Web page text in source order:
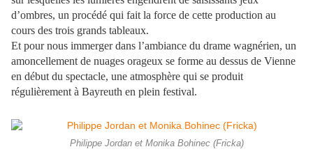
d’ombres, un procédé qui fait la force de cette production au
cours des trois grands tableaux.
Et pour nous immerger dans l’ambiance du drame wagnérien, un
amoncellement de nuages orageux se forme au dessus de Vienne
en début du spectacle, une atmosphère qui se produit
régulièrement à Bayreuth en plein festival.
Philippe Jordan et Monika Bohinec (Fricka)